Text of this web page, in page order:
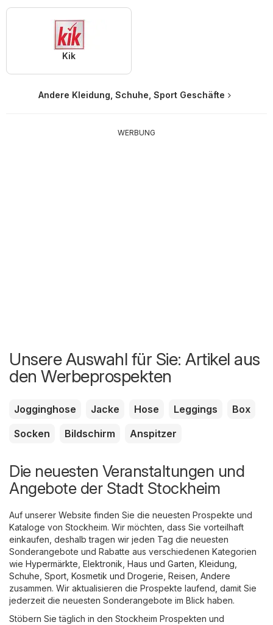
Kik
Andere Kleidung, Schuhe, Sport Geschäfte
WERBUNG
Unsere Auswahl für Sie: Artikel aus
den Werbeprospekten
Jogginghose Jacke Hose Leggings
Box
Socken
Bildschirm Anspitzer
Die neuesten Veranstaltungen und
Angebote der Stadt Stockheim
Auf unserer Website finden Sie die neuesten Prospekte und
Kataloge von Stockheim. Wir möchten, dass Sie vorteilhaft
einkaufen, deshalb tragen wir jeden Tag die neuesten
Sonderangebote und Rabatte aus verschiedenen Kategorien
wie Hypermärkte Elektronik Haus und Garten Kleidung,
Schuhe, Sport Kosmetik und Drogerie Reisen Andere
zusammen. Wir aktualisieren die Prospekte laufend, damit Sie
jederzeit die neuesten Sonderangebote im Blick haben.
Stöbern Sie täglich in den Stockheim Prospekten und